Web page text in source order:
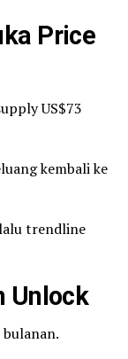
Price
US$73
kembali ke
trendline
Unlock